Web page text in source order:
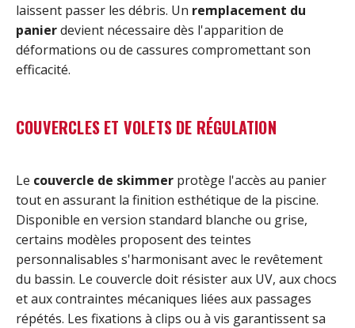
laissent passer les débris. Un remplacement du
panierdevient nécessaire dès l'apparition de
déformations ou de cassures compromettant son
efficacité.
COUVERCLES ET VOLETS DE RÉGULATION
Le couvercle de skimmer protège l'accès au panier
tout en assurant la finition esthétique de la piscine.
Disponible en version standard blanche ou grise,
certains modèles proposent des teintes
personnalisables s'harmonisant avec le revêtement
du bassin. Le couvercle doit résister aux UV, aux chocs
et aux contraintes mécaniques liées aux passages
répétés. Les fixations à clips ou à vis garantissent sa